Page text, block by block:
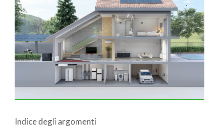
Indice degli argomenti